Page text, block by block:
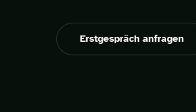
Erstgespräch anfragen